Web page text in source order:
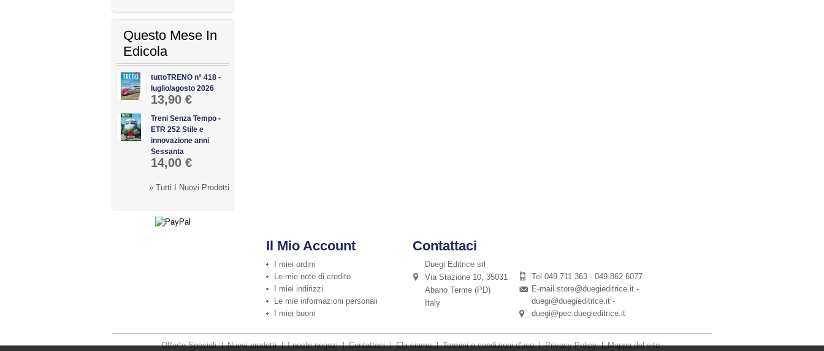
Questo Mese In
Edicola
tuttoTRENO n° 418 -
luglio/agosto 2026
13,90 €
Treni Senza Tempo -
ETR 252 Stile e
innovazione anni
Sessanta
14,00 €
» Tutti I Nuovi Prodotti
Il Mio Account
I miei ordini
Le mie note di credito
I miei indirizzi
Le mie informazioni personali
I miei buoni
Contattaci
Duegi Editrice srl
Via Stazione 10, 35031
Abano Terme (PD)
Italy
Tel 049 711 363 - 049 862 6077
E-mailstore@duegieditrice.it -
duegi@duegieditrice.it -
duegi@pec.duegieditrice.it
Offerte Speciali Nuovi prodotti I nostri negozi Contattaci Chi siamo Termini e condizioni d'uso Privacy Policy Mappa del sito